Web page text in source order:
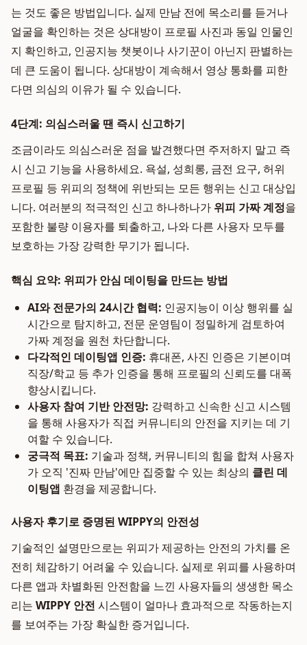
는 것도 좋은 방법입니다. 실제 만남 전에 목소리를 듣거나
얼굴을 확인하는 것은 상대방이 프로필 사진과 동일 인물인
지 확인하고, 인공지능 챗봇이나 사기꾼이 아닌지 판별하는
데 큰 도움이 됩니다. 상대방이 계속해서 영상 통화를 피한
다면 의심의 이유가 될 수 있습니다.
4단계: 의심스러울 땐 즉시 신고하기
조금이라도 의심스러운 점을 발견했다면 주저하지 말고 즉
시 신고 기능을 사용하세요. 욕설, 성희롱, 금전 요구, 허위
프로필 등 위피의 정책에 위반되는 모든 행위는 신고 대상입
니다. 여러분의 적극적인 신고 하나하나가 위피 가짜 계정을
포함한 불량 이용자를 퇴출하고, 나와 다른 사용자 모두를
보호하는 가장 강력한 무기가 됩니다.
핵심 요약: 위피가 안심 데이팅을 만드는 방법
AI와 전문가의 24시간 협력: 인공지능이 이상 행위를 실
시간으로 탐지하고, 전문 운영팀이 정밀하게 검토하여
가짜 계정을 원천 차단합니다.
다각적인 데이팅앱 인증: 휴대폰, 사진 인증은 기본이며
직장/학교 등 추가 인증을 통해 프로필의 신뢰도를 대폭
향상시킵니다.
사용자 참여 기반 안전망: 강력하고 신속한 신고 시스템
을 통해 사용자가 직접 커뮤니티의 안전을 지키는 데 기
여할 수 있습니다.
궁극적 목표: 기술과 정책, 커뮤니티의 힘을 합쳐 사용자
가 오직 '진짜 만남'에만 집중할 수 있는 최상의 클린 데
이팅앱 환경을 제공합니다.
사용자 후기로 증명된 WIPPY의 안전성
기술적인 설명만으로는 위피가 제공하는 안전의 가치를 온
전히 체감하기 어려울 수 있습니다. 실제로 위피를 사용하며
다른 앱과 차별화된 안전함을 느낀 사용자들의 생생한 목소
리는 WIPPY 안전 시스템이 얼마나 효과적으로 작동하는지
를 보여주는 가장 확실한 증거입니다.